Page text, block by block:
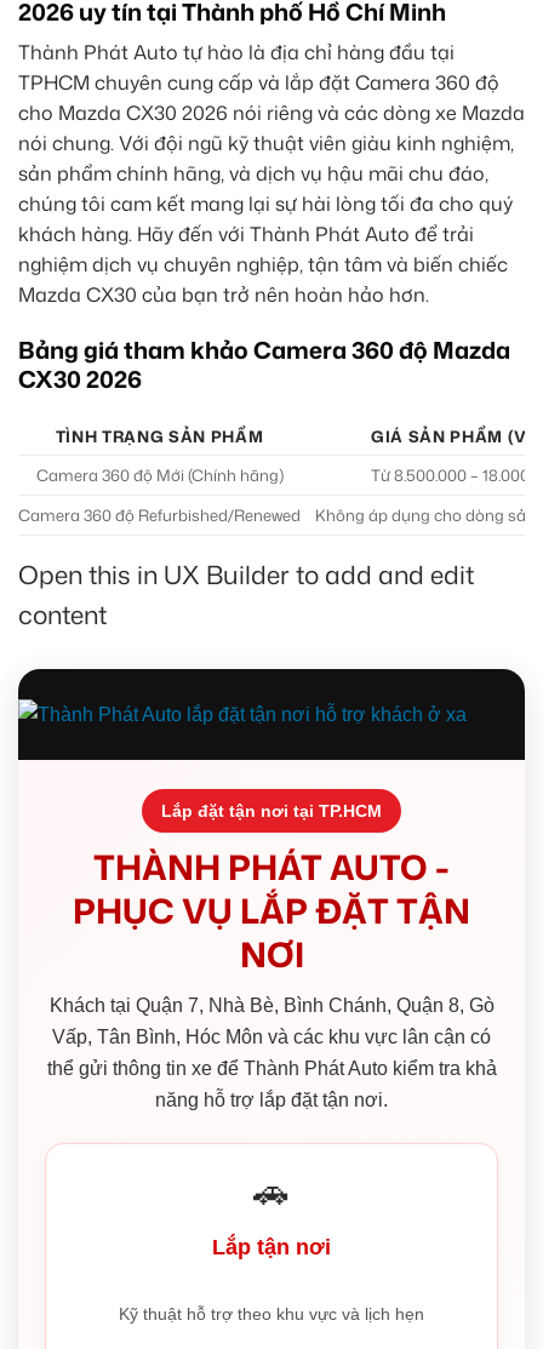
2026 uy tín tại Thành phố Hồ Chí Minh
Thành Phát Auto tự hào là địa chỉ hàng đầu tại
TPHCM chuyên cung cấp và lắp đặt Camera 360 độ
cho Mazda CX30 2026 nói riêng và các dòng xe Mazda
nói chung. Với đội ngũ kỹ thuật viên giàu kinh nghiệm,
sản phẩm chính hãng, và dịch vụ hậu mãi chu đáo,
chúng tôi cam kết mang lại sự hài lòng tối đa cho quý
khách hàng. Hãy đến với Thành Phát Auto để trải
nghiệm dịch vụ chuyên nghiệp, tận tâm và biến chiếc
Mazda CX30 của bạn trở nên hoàn hảo hơn.
Bảng giá tham khảo Camera 360 độ Mazda
CX30 2026
TÌNH TRẠNG SẢN PHẨM
GIÁ SẢN PHẨM
Camera 360 độ Mới (Chính hãng)
Từ 8.500.000 –
Camera 360 độ Refurbished/Renewed
Không áp dụng cho dòng sản
Open this in UX Builder to add and edit
content
Lắp đặt tận nơi tại TP.HCM
THÀNH PHÁT AUTO -
PHỤC VỤ LẮP ĐẶT TẬN
NƠI
Khách tại Quận 7, Nhà Bè, Bình Chánh, Quận 8, Gò
Vấp, Tân Bình, Hóc Môn và các khu vực lân cận có
thể gửi thông tin xe để Thành Phát Auto kiểm tra khả
năng hỗ trợ lắp đặt tận nơi.
🚗
Lắp tận nơi
Kỹ thuật hỗ trợ theo khu vực và lịch hẹn